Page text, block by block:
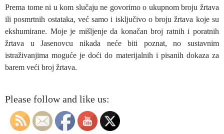
Prema tome ni u kom slučaju ne govorimo o ukupnom broju žrtava
ili posmrtnih ostataka, već samo i isključivo o broju žrtava koje su
ekshumirane. Moje je mišljenje da konačan broj ratnih i poratnih
žrtava u Jasenovcu nikada neće biti poznat, no sustavnim
istraživanjima moguće je doći do materijalnih i pisanih dokaza za
barem veći broj žrtava.
Please follow and like us: